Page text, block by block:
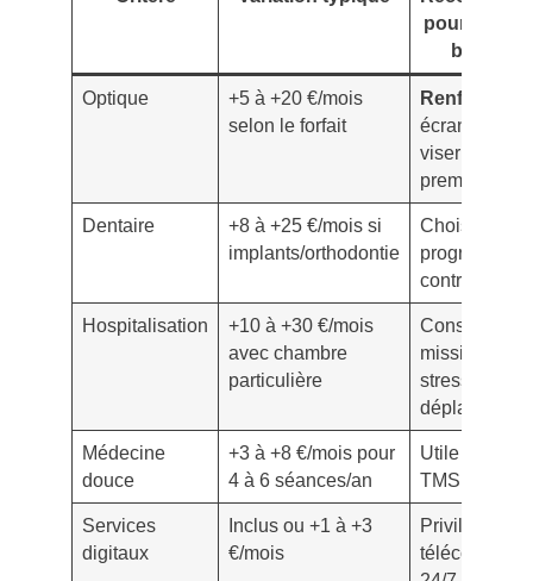
pour
Optique
+5 à +20 €/mois
selon le forfait
Renforcer
écran
viser verres
premium
Dentaire
+8 à +25 €/mois si
implants/orthodontie
Choisir
progressifs,
contrôler
Hospitalisation
+10 à +30 €/mois
avec chambre
particulière
Conserver si
missions
stressantes
Médecine
douce
+3 à +8 €/mois pour
4 à 6 séances/an
Utile pour
TMS et
Services
digitaux
Inclus ou +1 à +3
€/mois
Privilégier